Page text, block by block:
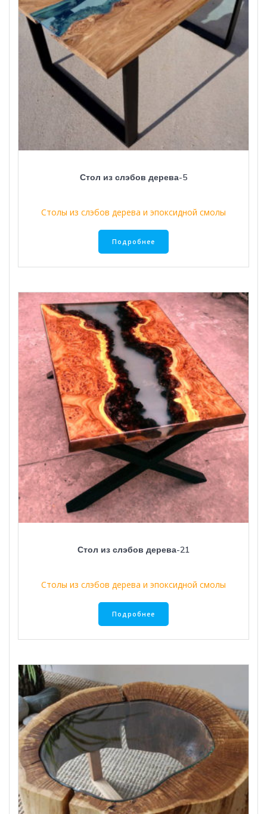
Стол из слэбов дерева-5
Столы из слэбов дерева и эпоксидной смолы
Подробнее
Стол из слэбов дерева-21
Столы из слэбов дерева и эпоксидной смолы
Подробнее